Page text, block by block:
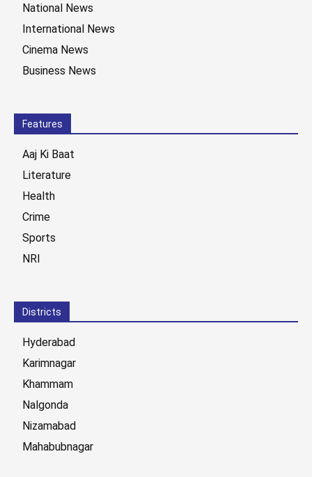
National News
International News
Cinema News
Business News
Features
Aaj Ki Baat
Literature
Health
Crime
Sports
NRI
Districts
Hyderabad
Karimnagar
Khammam
Nalgonda
Nizamabad
Mahabubnagar